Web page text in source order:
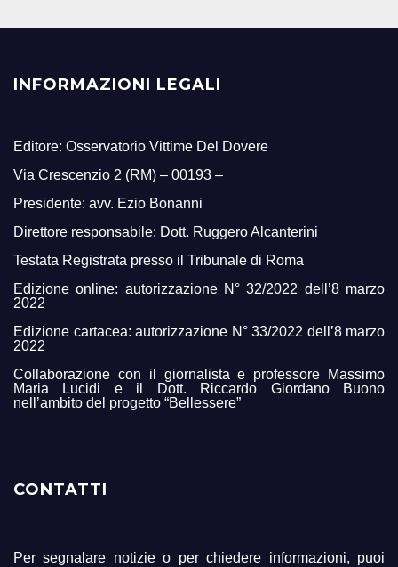
INFORMAZIONI LEGALI
Editore: Osservatorio Vittime Del Dovere
Via Crescenzio 2 (RM) – 00193 –
Presidente: avv. Ezio Bonanni
Direttore responsabile: Dott. Ruggero Alcanterini
Testata Registrata presso il Tribunale di Roma
Edizione online: autorizzazione N° 32/2022 dell’8 marzo
2022
Edizione cartacea: autorizzazione N° 33/2022 dell’8 marzo
2022
Collaborazione con il giornalista e professore Massimo
Maria Lucidi e il Dott. Riccardo Giordano Buono
nell’ambito del progetto “Bellessere”
CONTATTI
Per segnalare notizie o per chiedere informazioni, puoi